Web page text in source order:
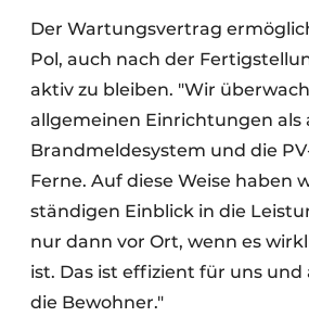
Der Wartungsvertrag
Pol, auch nach der
aktiv zu bleiben. "Wir
allgemeinen Einrichtungen als
Brandmeldesystem und die
Ferne. Auf diese Weise haben
ständigen Einblick in die
nur dann vor Ort, wenn es
ist. Das ist effizient für uns
die Bewohner."